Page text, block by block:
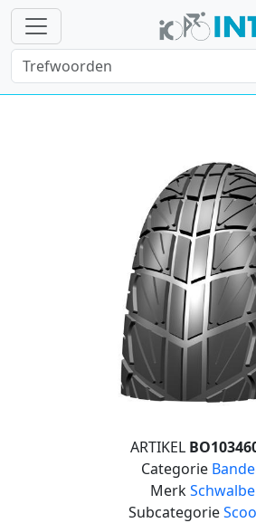
ARTIKEL
Categorie
MerkSchwalbe
Subcategorie